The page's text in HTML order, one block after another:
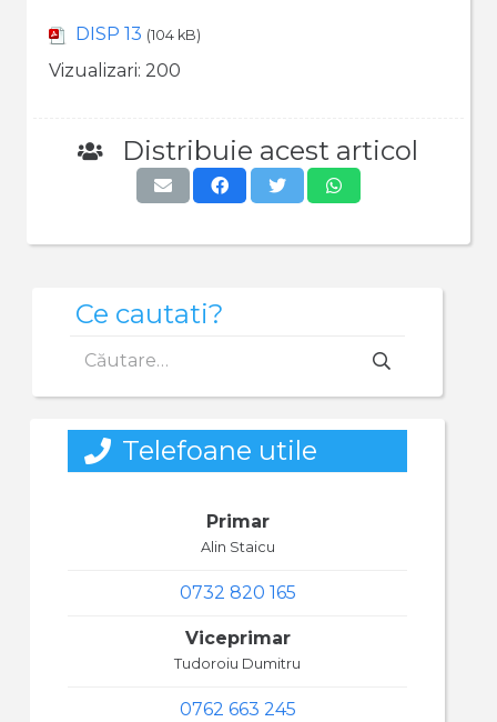
DISP 13 (104 kB)
Vizualizari: 200
Distribuie acest articol
Ce cautati?
după:
Telefoane utile
Primar
Alin Staicu
0732 820 165
Viceprimar
Tudoroiu Dumitru
0762 663 245